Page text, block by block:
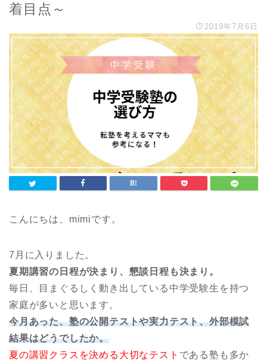
着目点～
2019年7月6日
こんにちは、mimiです。
7月に入りました。
夏期講習の日程が決まり、懇談日程も決まり。
毎日、目まぐるしく動き出している中学受験生を持つ
家庭が多いと思います。
今月あった、塾の公開テストや実力テスト、外部模試
結果はどうでしたか。
夏の講習クラスを決める大切なテスト である塾も多か